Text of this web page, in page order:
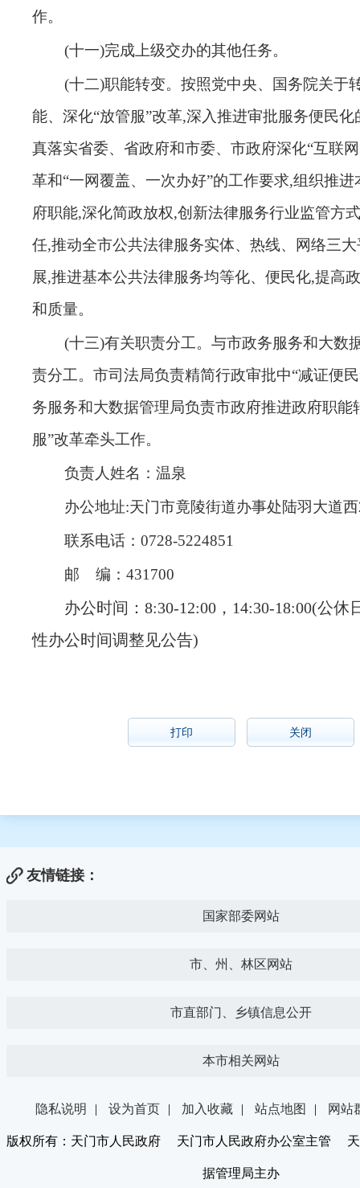
作。
(十一)完成上级交办的其他任务。
(十二)职能转变。按照党中央、国务院关于
能、深化“放管服”改革,深入推进审批服务便民
真落实省委、省政府和市委、市政府深化“互联网
革和“一网覆盖、一次办好”的工作要求,组织推
府职能,深化简政放权,创新法律服务行业监管方
任,推动全市公共法律服务实体、热线、网络三
展,推进基本公共法律服务均等化、便民化,提高
和质量。
(十三)有关职责分工。与市政务服务和大数
责分工。市司法局负责精简行政审批中“减证便
务服务和大数据管理局负责市政府推进政府职能
服”改革牵头工作。
负责人姓名 ：温泉
办公地址:天门市竟陵街道办事处陆羽大道
联系电话 ： 0728-5224851
邮
编 ： 431700
办公时间： 8:30-12:00，14:30-18:00(公休
性办公时间调整见公告)
打印 关闭
友情链接：
国家部委网站
市、州、林区网站
市直部门、乡镇信息公开
本市相关网站
隐私说明 | 设为首页 | 加入收藏 | 站点地图 | 网站
版权所有：天门市人民政府 天门市人民政府办公室主管 天
据管理局主办